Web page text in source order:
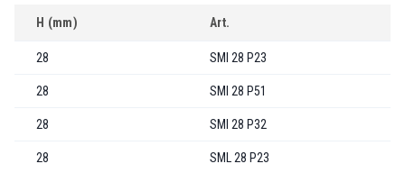
H (mm) Art.
28 SMI 28 P23
28 SMI 28 P51
28 SMI 28 P32
28 SML 28 P23